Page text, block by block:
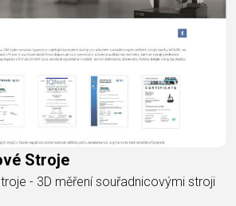
Stroje
- 3D měření souřadnicovými stroji